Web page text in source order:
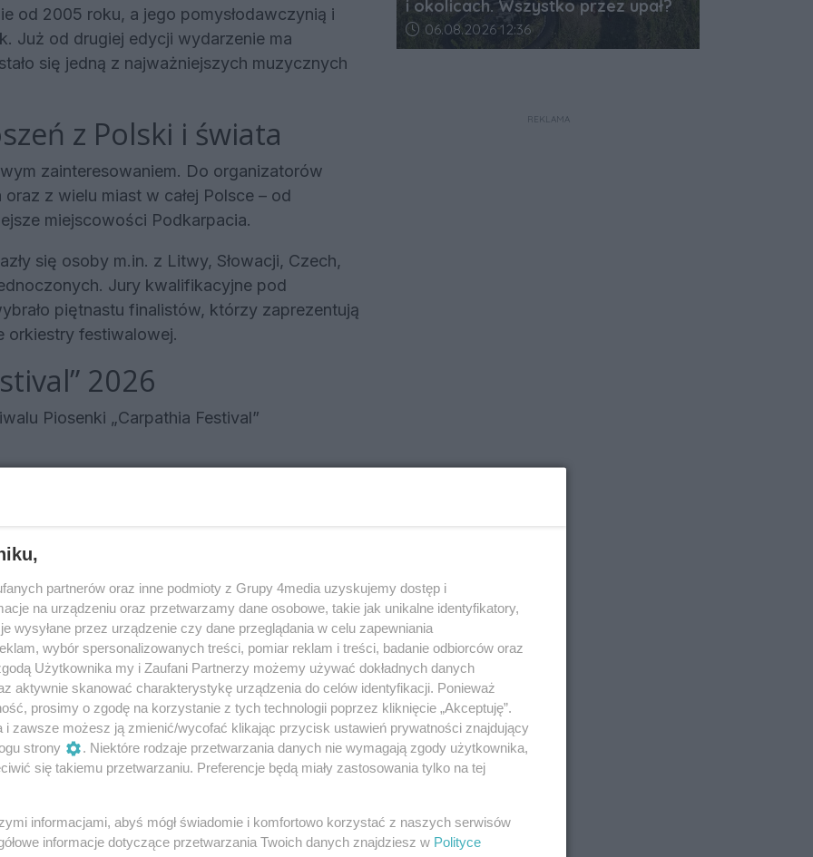
od 2005 roku, a jego pomysłodawczynią i
Już od drugiej edycji wydarzenie ma
się jedną z najważniejszych muzycznych
z Polski i świata
zainteresowaniem. Do organizatorów
oraz z wielu miast w całej Polsce – od
miejscowości Podkarpacia.
się osoby m.in. z Litwy, Słowacji, Czech,
Jury kwalifikacyjne pod
piętnastu finalistów, którzy zaprezentują
orkiestry festiwalowej.
2026
Piosenki „Carpathia Festival”
me final”
szkodzi”
– „Odletieť”
– „Tobie Mamo”
– „Może”
„Ty mnie słuchaj, nie mów”
láskou”
„Ta dziewczyna”
– „W głębi”
– „Disneyland”
– „Battito irregolare”
– „Minor”
– „Kolejny raz”
– „Powiedz mi to w twarz”
„Drogowskazy”
i okolicach. Wszystko przez upał?
Data dodania artykułu:
06.08.2026 12:36
REKLAMA
partnerów oraz inne podmioty z Grupy 4media uzyskujemy dostęp i
na urządzeniu oraz przetwarzamy dane osobowe, takie jak unikalne identyfikatory,
wysyłane przez urządzenie czy dane przeglądania w celu zapewniania
wybór spersonalizowanych treści, pomiar reklam i treści, badanie odbiorców oraz
Użytkownika my i Zaufani Partnerzy możemy używać dokładnych danych
aktywnie skanować charakterystykę urządzenia do celów identyfikacji. Ponieważ
prosimy o zgodę na korzystanie z tych technologii poprzez kliknięcie „Akceptuję”.
i zawsze możesz ją zmienić/wycofać klikając przycisk ustawień prywatności znajdujący
strony
. Niektóre rodzaje przetwarzania danych nie wymagają zgody użytkownika,
się takiemu przetwarzaniu. Preferencje będą miały zastosowania tylko na tej
informacjami, abyś mógł świadomie i komfortowo korzystać z naszych serwisów
informacje dotyczące przetwarzania Twoich danych znajdziesz w Polityce